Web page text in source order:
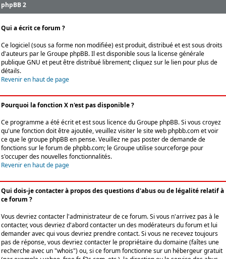
phpBB 2
Qui a écrit ce forum ?
Ce logiciel (sous sa forme non modifiée) est produit, distribué et est sous droits
d'auteurs par leGroupe phpBB. Il est disponible sous la license générale
publique GNU et peut être distribué librement; cliquez sur le lien pour plus de
détails.
Revenir en haut de page
Pourquoi la fonction X n'est pas disponible ?
Ce programme a été écrit et est sous licence du Groupe phpBB. Si vous croyez
qu'une fonction doit être ajoutée, veuillez visiter le site web phpbb.com et voir
ce que le groupe phpBB en pense. Veuillez ne pas poster de demande de
fonctions sur le forum de phpbb.com; le Groupe utilise sourceforge pour
s'occuper des nouvelles fonctionnalités.
Revenir en haut de page
Qui dois-je contacter à propos des questions d'abus ou de légalité relatif à
ce forum ?
Vous devriez contacter l'administrateur de ce forum. Si vous n'arrivez pas à le
contacter, vous devriez d'abord contacter un des modérateurs du forum et lui
demander avec qui vous devriez prendre contact. Si vous ne recevez toujours
pas de réponse, vous devriez contacter le propriétaire du domaine (faîtes une
recherche avec un "whois") ou, si ce forum fonctionne sur un hébergeur gratuit